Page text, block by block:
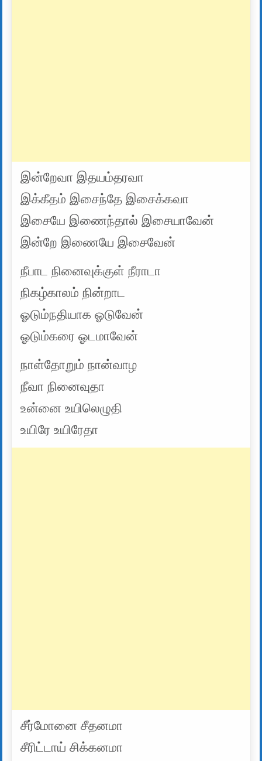
இன்றேவா இதயம்தரவா
இக்கீதம் இசைந்தே இசைக்கவா
இசையே இணைந்தால் இசையாவேன்
இன்றே இணையே இசைவேன்
நீபாட நினைவுக்குள் நீராடா
நிகழ்காலம் நின்றாட
ஓடும்நதியாக ஓடுவேன்
ஓடும்கரை ஓடமாவேன்
நாள்தோறும் நான்வாழ
நீவா நினைவுதா
உன்னை உயிலெழுதி
உயிரே உயிரேதா
சீர்மோனை சீதனமா
சீரிட்டாய் சிக்கனமா